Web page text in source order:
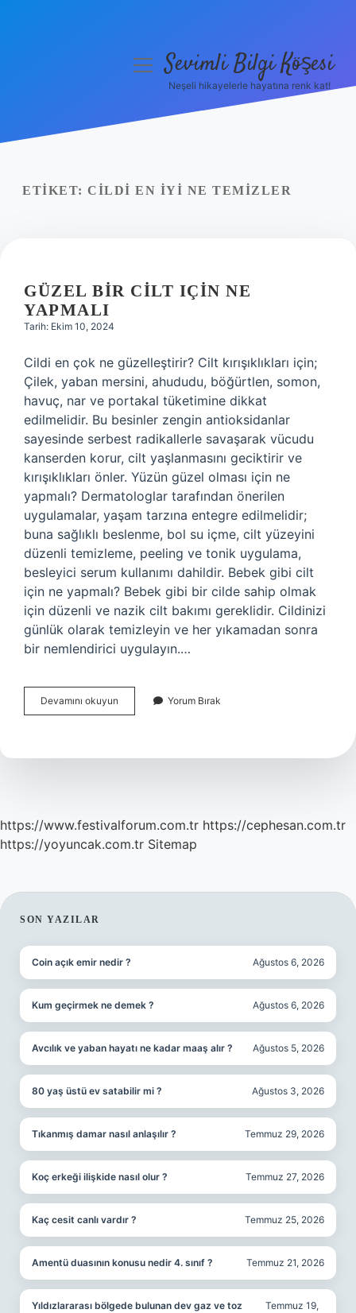
Yasal Uyarı
menüyüSevimli Bilgi Köşesi
Neşeli hikayelerle hayatına renk kat!
ETIKET: CILDI EN IYI NE TEMIZLER
GÜZEL BIR CILT IÇIN NE
YAPMALI
Tarih: Ekim 10, 2024
Cildi en çok ne güzelleştirir? Cilt kırışıklıkları için;
Çilek, yaban mersini, ahududu, böğürtlen, somon,
havuç, nar ve portakal tüketimine dikkat
edilmelidir. Bu besinler zengin antioksidanlar
sayesinde serbest radikallerle savaşarak vücudu
kanserden korur, cilt yaşlanmasını geciktirir ve
kırışıklıkları önler. Yüzün güzel olması için ne
yapmalı? Dermatologlar tarafından önerilen
uygulamalar, yaşam tarzına entegre edilmelidir;
buna sağlıklı beslenme, bol su içme, cilt yüzeyini
düzenli temizleme, peeling ve tonik uygulama,
besleyici serum kullanımı dahildir. Bebek gibi cilt
için ne yapmalı? Bebek gibi bir cilde sahip olmak
için düzenli ve nazik cilt bakımı gereklidir. Cildinizi
günlük olarak temizleyin ve her yıkamadan sonra
bir nemlendirici uygulayın.…
Devamını okuyun
Bir
Ne
Yorum Bırak
https://www.festivalforum.com.tr https://cephesan.com.tr
https://yoyuncak.com.tr Sitemap
SIDEBAR
SON YAZILAR
Coin açık emir nedir ? Ağustos 6, 2026
Kum geçirmek ne demek ? Ağustos 6, 2026
Avcılık ve yaban hayatı ne kadar maaş alır ? Ağustos 5, 2026
80 yaş üstü ev satabilir mi ? Ağustos 3, 2026
Tıkanmış damar nasıl anlaşılır ? Temmuz 29, 2026
Koç erkeği ilişkide nasıl olur ? Temmuz 27, 2026
Kaç cesit canlı vardır ? Temmuz 25, 2026
Amentü duasının konusu nedir 4. sınıf ? Temmuz 21, 2026
Yıldızlararası bölgede bulunan dev gaz ve toz
Temmuz 19,